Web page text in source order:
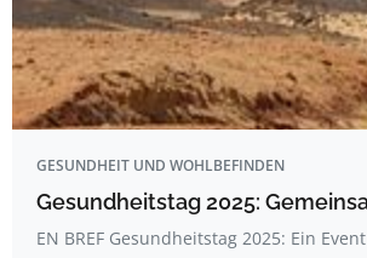
GESUNDHEIT UND WOHLBEFINDEN
Gesundheitstag 2025:
EN BREF Gesundheitstag 2025: Ein